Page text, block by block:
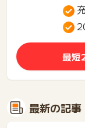
最短
最新の記事